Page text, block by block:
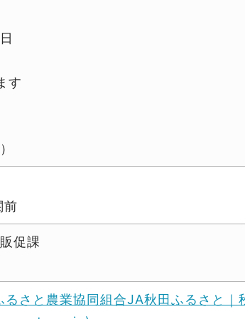
す
前
促課
さと農業協同組合JA秋田ふるさと｜